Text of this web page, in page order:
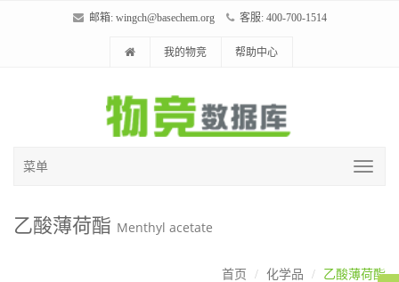
邮箱: wingch@basechem.org 客服: 400-700-1514
我的物竞 帮助中心
菜单
乙酸薄荷酯 Menthyl acetate
首页 化学品 乙酸薄荷酯